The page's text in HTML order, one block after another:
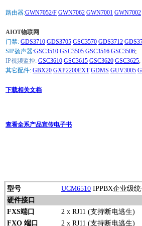
路由器:GWN7052/F GWN7062 GWN7001 GWN7002
AIOT物联网
门禁: GDS3710 GDS3705 GSC3570 GDS3712
SIP扬声器:GSC3510 GSC3505 GSC3516 GSC3506;
IP视频监控: GSC3610 GSC3615 GSC3620 GSC3625;
其它配件: GBX20 GXP2200EXT GDMS GUV3005
下载相关文档
查看全系产品宣传电子书
型号 UCM6510 IPPBX企业级
硬件接口
FXS端口
2 x RJ11 (支持断电逃生)
FXO 端口
2 x RJ11 (支持断电逃生)